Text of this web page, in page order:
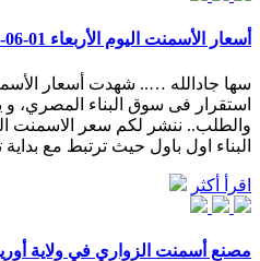
أسعار الأسمنت اليوم الأربعاء 01-06-2022 في مصر
استقرار فى سوق البناء المصري،
والطلب.. ننشر لكم سعر الاسمنت
البناء اول باول حيث ترتبط مع
اقرأ أكثر
مصنع أسمنت الزواري في ولاية